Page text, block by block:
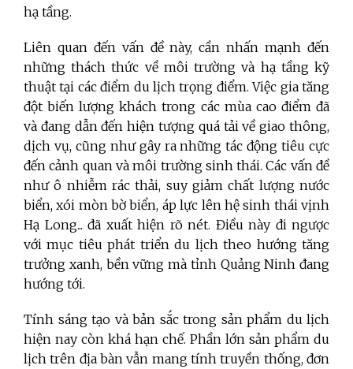
hạ tầng.
Liên quan đến vấn đề này, cần nhấn mạnh đến
những thách thức về môi trường và hạ tầng kỹ
thuật tại các điểm du lịch trọng điểm. Việc gia tăng
đột biến lượng khách trong các mùa cao điểm đã
và đang dẫn đến hiện tượng quá tải về giao thông,
dịch vụ, cũng như gây ra những tác động tiêu cực
đến cảnh quan và môi trường sinh thái. Các vấn đề
như ô nhiễm rác thải, suy giảm chất lượng nước
biển, xói mòn bờ biển, áp lực lên hệ sinh thái vịnh
Hạ Long... đã xuất hiện rõ nét. Điều này đi ngược
với mục tiêu phát triển du lịch theo hướng tăng
trưởng xanh, bền vững mà tỉnh Quảng Ninh đang
hướng tới.
Tính sáng tạo và bản sắc trong sản phẩm du lịch
hiện nay còn khá hạn chế. Phần lớn sản phẩm du
lịch trên địa bàn vẫn mang tính truyền thống, đơn